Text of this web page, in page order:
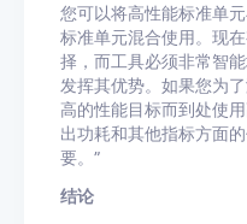
您可以将高性能标准单
标准单元混合使用。现
择，而工具必须非常智
发挥其优势。如果您为
高的性能目标而到处使
出功耗和其他指标方面
要。”
结论